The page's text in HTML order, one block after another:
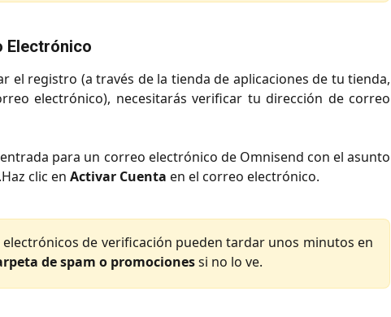
Electrónico
el registro (a través de la tienda de aplicaciones de tu tienda,
electrónico), necesitarás verificar tu dirección de correo
para un correo electrónico de Omnisend con el asunto
clic en Activar Cuenta en el correo electrónico.
electrónicos de verificación pueden tardar unos minutos en
de spam o promocionessi no lo ve.